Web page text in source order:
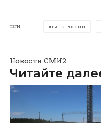
ТЕГИ БАНК РОССИИ
Новости СМИ2
Читайте